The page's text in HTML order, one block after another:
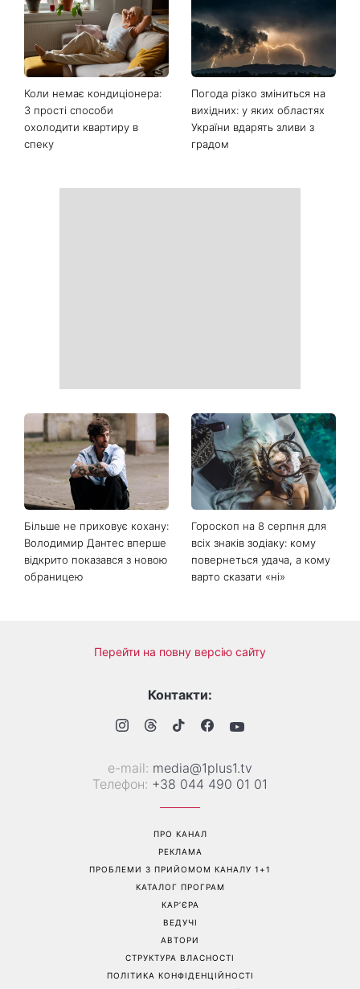
Останні новини
Коли немає кондиціонера:
3 прості способи
охолодити квартиру в
спеку
Погода різко зміниться на
вихідних: у яких областях
України вдарять зливи з
градом
Більше не приховує кохану:
Володимир Дантес вперше
відкрито показався з новою
Гороскоп на 8 серпня для
всіх знаків зодіаку: кому
повернеться удача, а кому
варто сказати «ні»